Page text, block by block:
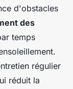
d'obstacles
des
temps
régulier
réduit la